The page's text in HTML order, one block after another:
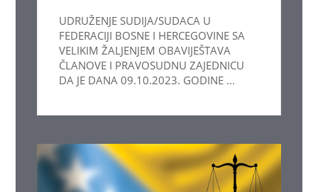
UDRUŽENJE SUDIJA/SUDACA U
FEDERACIJI BOSNE I HERCEGOVINE SA
VELIKIM ŽALJENJEM OBAVIJEŠTAVA
ČLANOVE I PRAVOSUDNU ZAJEDNICU
DA JE DANA 09.10.2023. GODINE ...